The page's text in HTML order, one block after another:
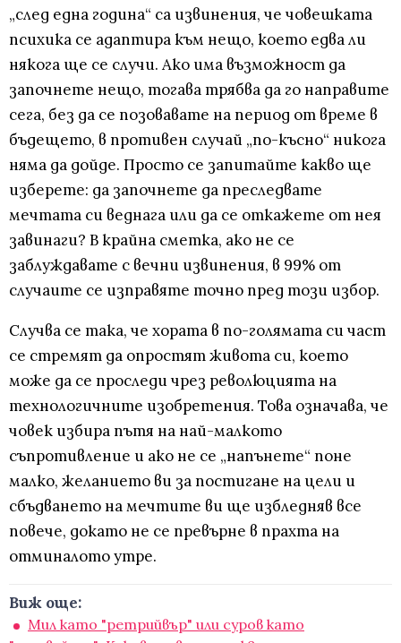
„след една година“ са извинения, че човешката
психика се адаптира към нещо, което едва ли
някога ще се случи. Ако има възможност да
започнете нещо, тогава трябва да го направите
сега, без да се позовавате на период от време в
бъдещето, в противен случай „по-късно“ никога
няма да дойде. Просто се запитайте какво ще
изберете: да започнете да преследвате
мечтата си веднага или да се откажете от нея
завинаги? В крайна сметка, ако не се
заблуждавате с вечни извинения, в 99% от
случаите се изправяте точно пред този избор.
Случва се така, че хората в по-голямата си част
се стремят да опростят живота си, което
може да се проследи чрез революцията на
технологичните изобретения. Това означава, че
човек избира пътя на най-малкото
съпротивление и ако не се „напънете“ поне
малко, желанието ви за постигане на цели и
сбъдването на мечтите ви ще избледняв все
повече, докато не се превърне в прахта на
отминалото утре.
Виж още:
Мил като "ретрийвър" или суров като